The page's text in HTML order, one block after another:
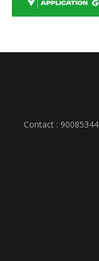
Contact : 90085344